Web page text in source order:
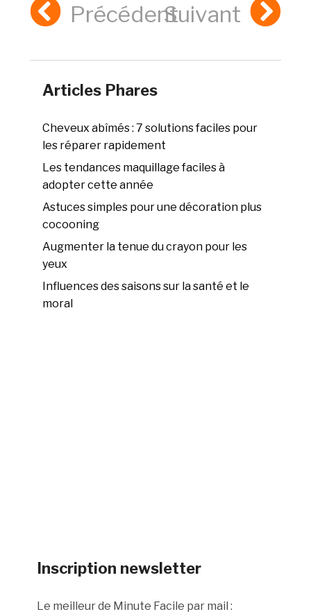
PrécédentSuivant
Articles Phares
Cheveux abîmés : 7 solutions faciles pour
les réparer rapidement
Les tendances maquillage faciles à
adopter cette année
Astuces simples pour une décoration plus
cocooning
Augmenter la tenue du crayon pour les
yeux
Influences des saisons sur la santé et le
moral
Inscription newsletter
Le meilleur de Minute Facile par mail :